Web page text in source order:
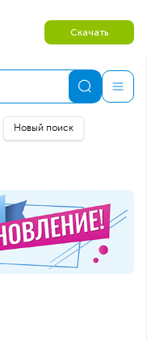
Скачать
Новый поиск